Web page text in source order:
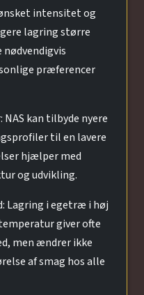
intensitet og
lagring større
præferencer
NAS kan tilbyde nyere
til en lavere
hjælper med
og udvikling.
Lagring i egetræ i høj
giver ofte
men ændrer ikke
af smag hos alle